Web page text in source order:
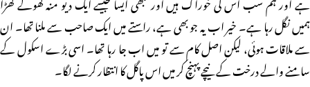
ہمیں نگل رہا ہے۔ خیر اب یہ جو بھی ہے، راستے میں ایک صاحب سے ملنا تھا۔ ان
سے ملاقات ہوئی، لیکن اصل کام سے تو میں اب جا رہا تھا۔ اسی بڑے اسکول کے
سامنے والے درخت کے نیچے پہنچ کر میں اس پاگل کا انتظار کرنے لگا۔